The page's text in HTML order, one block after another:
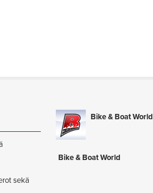
sekä
Bike & Boat World
Bike & Boat World